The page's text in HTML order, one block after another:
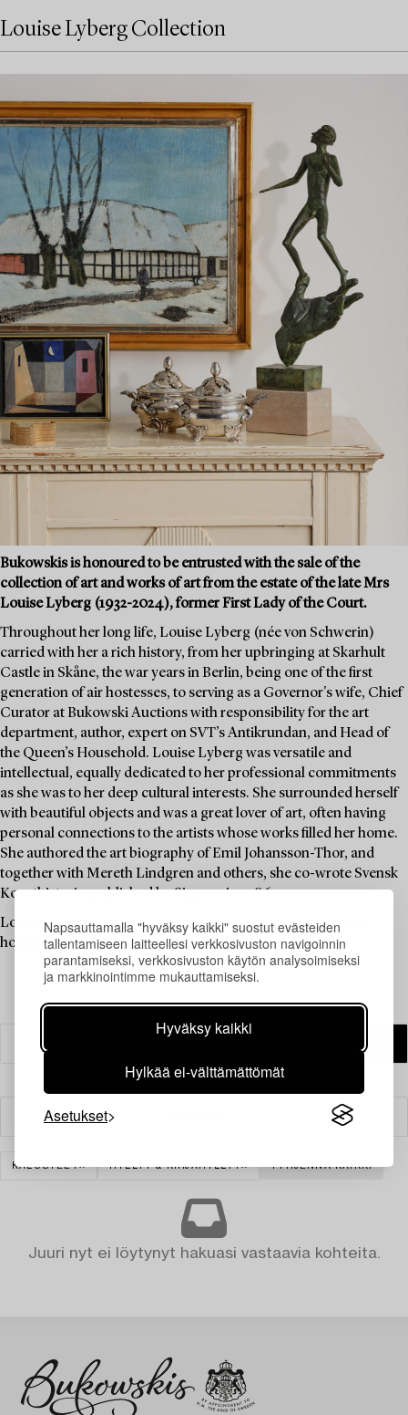
Napsauttamalla "hyväksy kaikki" suostut evästeiden
tallentamiseen laitteellesi verkkosivuston navigoinnin
parantamiseksi, verkkosivuston käytön analysoimiseksi
ja markkinointimme mukauttamiseksi.
Hyväksy kaikki
Hylkää ei-välttämättömät
Asetukset
Louise Lyberg Collection
Bukowskis is honoured to be entrusted with the sale of the
collection of art and works of art from the estate of the late Mrs
Louise Lyberg (1932-2024), former First Lady of the Court.
Throughout her long life, Louise Lyberg (née von Schwerin)
carried with her a rich history, from her upbringing at Skarhult
Castle in Skåne, the war years in Berlin, being one of the first
generation of air hostesses, to serving as a Governor's wife, Chief
Curator at Bukowski Auctions with responsibility for the art
department, author, expert on SVT’s Antikrundan, and Head of
the Queen’s Household. Louise Lyberg was versatile and
intellectual, equally dedicated to her professional commitments
as she was to her deep cultural interests. She surrounded herself
with beautiful objects and was a great lover of art, often having
personal connections to the artists whose works filled her home.
She authored the art biography of Emil Johansson-Thor, and
together with Mereth Lindgren and others, she co-wrote Svensk
Konsthistoria, published by Signum in 1986.
Louise Lyberg was held in high esteem at Bukowskis, as an
honoured colleague and friend.
KALUSTEET HYLLYT & KIRJAHYLLYT TYHJENNÄ KAIKKI
Juuri nyt ei löytynyt hakuasi vastaavia kohteita.